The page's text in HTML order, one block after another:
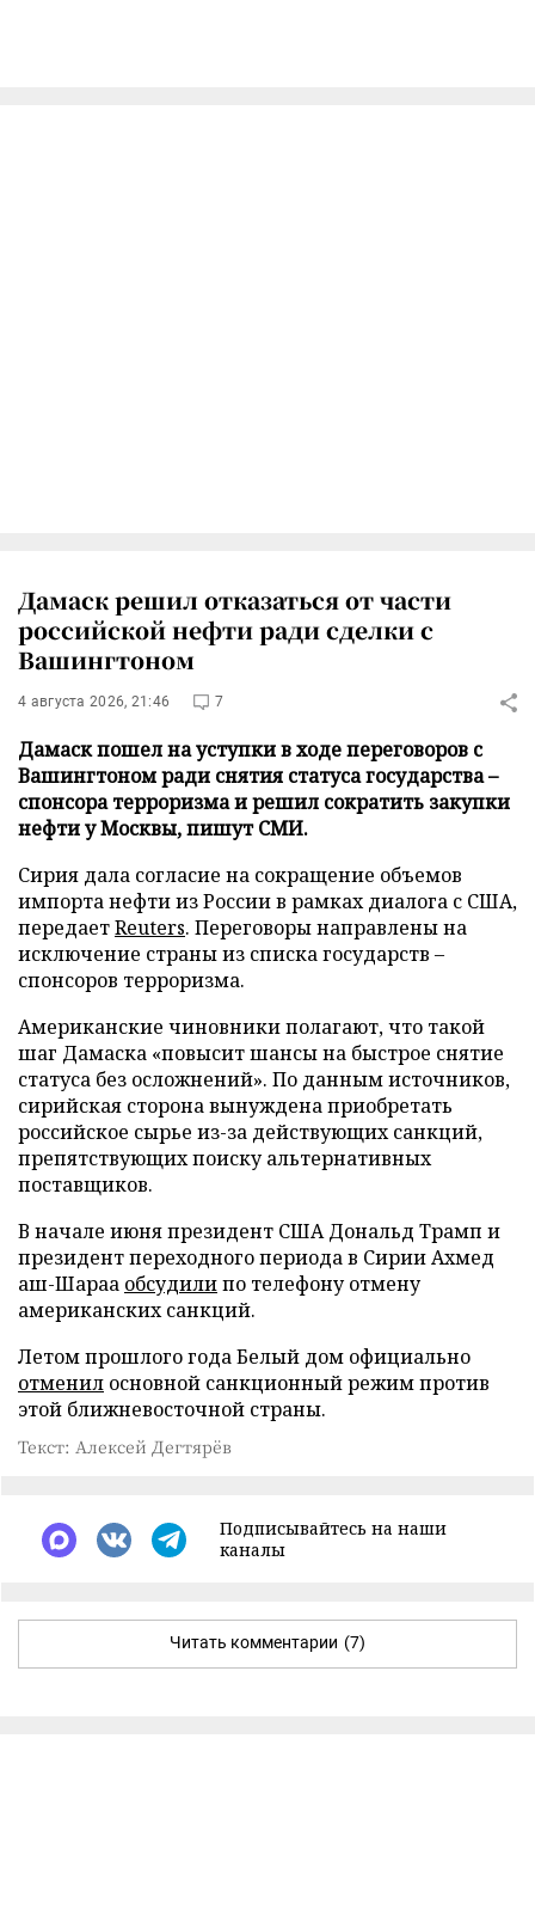
Дамаск решил отказаться от части
российской нефти ради сделки с
Вашингтоном
4 августа 2026, 21:46 7
Дамаск пошел на уступки в ходе переговоров с
Вашингтоном ради снятия статуса государства –
спонсора терроризма и решил сократить закупки
нефти у Москвы, пишут СМИ.
Сирия дала согласие на сокращение объемов
импорта нефти из России в рамках диалога с США,
передаетReuters. Переговоры направлены на
исключение страны из списка государств –
спонсоров терроризма.
Американские чиновники полагают, что такой
шаг Дамаска «повысит шансы на быстрое снятие
статуса без осложнений». По данным источников,
сирийская сторона вынуждена приобретать
российское сырье из-за действующих санкций,
препятствующих поиску альтернативных
поставщиков.
В начале июня президент США Дональд Трамп и
президент переходного периода в Сирии Ахмед
аш-Шараа обсудилипо телефону отмену
американских санкций.
Летом прошлого года Белый дом официально
отменил основной санкционный режим против
этой ближневосточной страны.
Текст: Алексей Дегтярёв
Подписывайтесь на наши
каналы
Читать комментарии (7)